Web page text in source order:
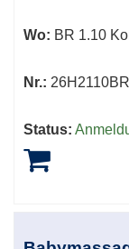
Wo: BR 1.10
Nr.:
Status: